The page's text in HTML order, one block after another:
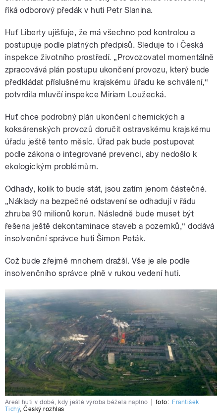
říká odborový předák v huti Petr Slanina.
Huť Liberty ujišťuje, že má všechno pod kontrolou a
postupuje podle platných předpisů. Sleduje to i Česká
inspekce životního prostředí. „Provozovatel momentálně
zpracovává plán postupu ukončení provozu, který bude
předkládat příslušnému krajskému úřadu ke schválení,“
potvrdila mluvčí inspekce Miriam Loužecká.
Huť chce podrobný plán ukončení chemických a
koksárenských provozů doručit ostravskému krajskému
úřadu ještě tento měsíc. Úřad pak bude postupovat
podle zákona o integrované prevenci, aby nedošlo k
ekologickým problémům.
Odhady, kolik to bude stát, jsou zatím jenom částečné.
„Náklady na bezpečné odstavení se odhadují v řádu
zhruba 90 milionů korun. Následně bude muset být
řešena ještě dekontaminace staveb a pozemků,“ dodává
insolvenční správce huti Šimon Peták.
Což bude zřejmě mnohem dražší. Vše je ale podle
insolvenčního správce plně v rukou vedení huti.
Areál huti v době, kdy ještě výroba běžela naplno foto: František
Tichý,Český rozhlas